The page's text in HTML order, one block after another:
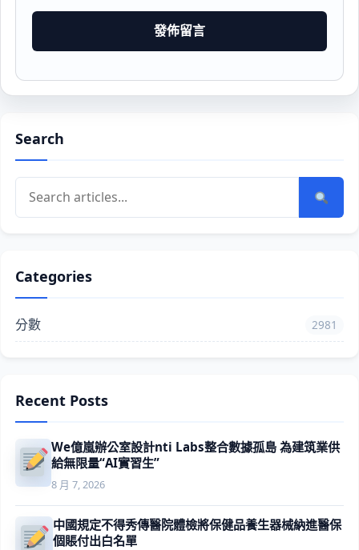
Search
Categories
分數 2981
Recent Posts
We億嵐辦公室設計nti Labs整合數據孤島 為建筑業供
給無限量“AI實習生”
8 月 7, 2026
中國規定不得秀傳醫院體檢將保健品養生器械納進醫保
個賬付出白名單